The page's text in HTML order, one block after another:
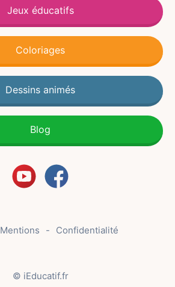
Jeux éducatifs
Coloriages
Dessins animés
Blog
Mentions Confidentialité
© iEducatif.fr